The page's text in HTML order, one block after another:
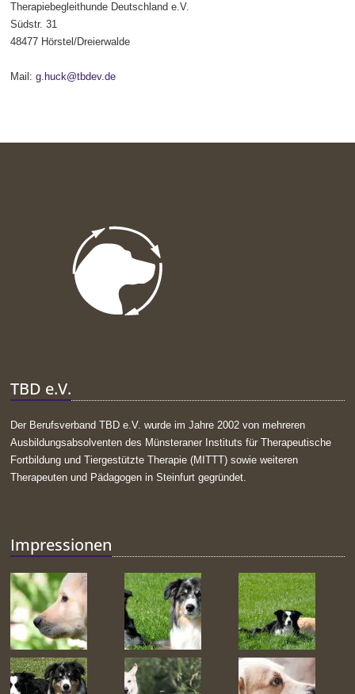
Therapiebegleithunde Deutschland e.V.
Südstr. 31
48477 Hörstel/Dreierwalde
Mail:g.huck@tbdev.de
TBD e.V.
Der Berufsverband TBD e.V. wurde im Jahre 2002 von mehreren
Ausbildungsabsolventen des Münsteraner Instituts für Therapeutische
Fortbildung und Tiergestützte Therapie (MITTT) sowie weiteren
Therapeuten und Pädagogen in Steinfurt gegründet.
Impressionen